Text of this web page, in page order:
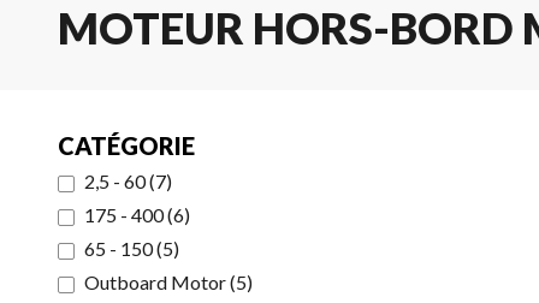
MOTEUR HORS-BORD
CATÉGORIE
2,5 - 60(7)
175 - 400(6)
65 - 150(5)
Outboard Motor(5)